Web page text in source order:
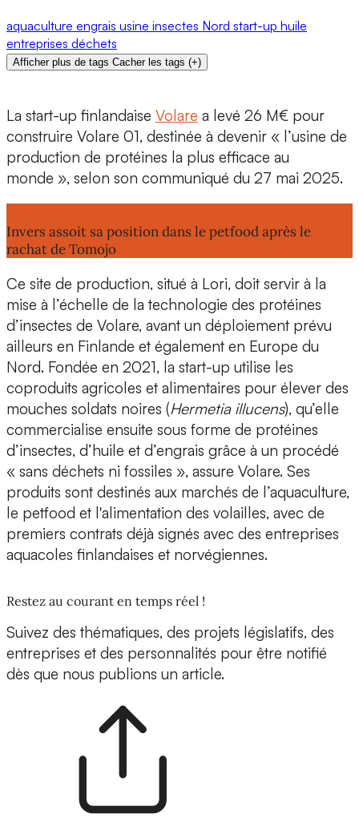
aquaculture engrais usine insectes Nord start-up huile
entreprises déchets
Afficher plus de tags Cacher les tags (+)
La start-up finlandaise Volare a levé 26 M€ pour
construire Volare 01, destinée à devenir « l’usine de
production de protéines la plus efficace au
monde », selon son communiqué du 27 mai 2025.
Invers assoit sa position dans le petfood après le
rachat de Tomojo
Ce site de production, situé à Lori, doit servir à la
mise à l’échelle de la technologie des protéines
d’insectes de Volare, avant un déploiement prévu
ailleurs en Finlande et également en Europe du
Nord. Fondée en 2021, la start-up utilise les
coproduits agricoles et alimentaires pour élever des
mouches soldats noires (Hermetia illucens), qu’elle
commercialise ensuite sous forme de protéines
d’insectes, d’huile et d’engrais grâce à un procédé
« sans déchets ni fossiles », assure Volare. Ses
produits sont destinés aux marchés de l’aquaculture,
le petfood et l'alimentation des volailles, avec de
premiers contrats déjà signés avec des entreprises
aquacoles finlandaises et norvégiennes.
Restez au courant en temps réel !
Suivez des thématiques, des projets législatifs, des
entreprises et des personnalités pour être notifié
dès que nous publions un article.